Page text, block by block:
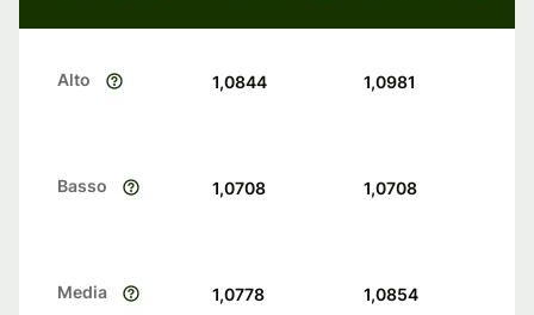
Alto 1,0844 1,0981
Basso 1,0708 1,0708
Media 1,0778 1,0854